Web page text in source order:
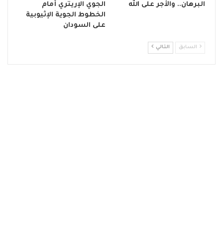
البرهان.. والأجر على الله
الجوي الإريتري أمام
الخطوط الجوية الإثيوبية
على السودان
السابق التالي